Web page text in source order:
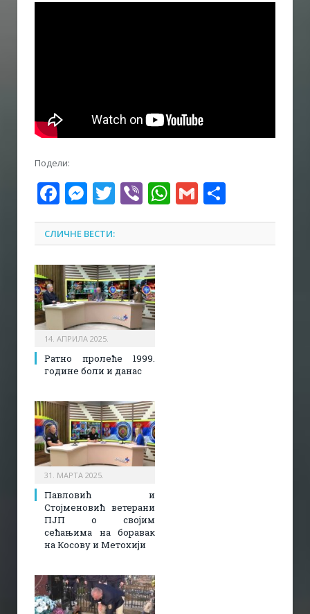
Подели:
Facebook
Messenger
Twitter
ViberWhatsApp
Gmail
СЛИЧНЕ ВЕСТИ:
14. АПРИЛА 2025.
Ратно пролеће 1999.
године боли и данас
31. МАРТА 2025.
Павловић и
Стојменовић ветерани
ПЈП о својим
сећањима на боравак
на Косову и Метохији